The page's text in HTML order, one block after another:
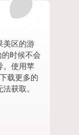
美区的游
时候不会
。使用苹
载更多的
获取。